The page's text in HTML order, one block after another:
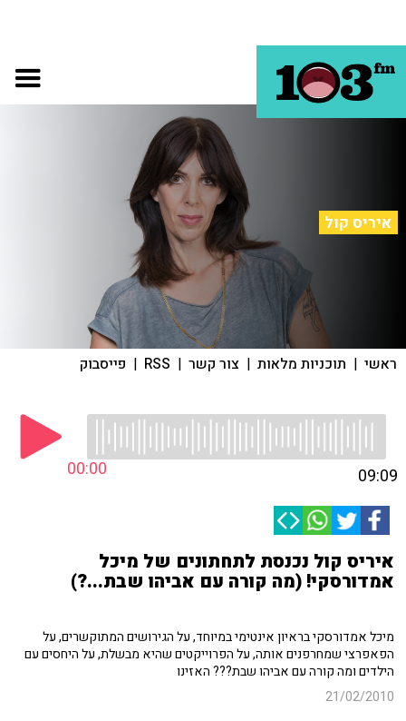
איריס קול
ראשי | תוכניות מלאות | צור קשר |
RSS
| פייסבוק
00:00 09:09
איריס קול נכנסת לתחתונים של מיכל
אמדורסקי! (מה קורה עם אביהו שבת...?)
מיכל אמדורסקי בראיון אינטימי במיוחד, על הגירושים המתוקשרים, על
הפאפרצי שמחרפנים אותה, על הפרוייקטים שהיא מבשלת, על היחסים עם
הילדים ומה קורה עם אביהו שבת??? האזינו
21/02/2010